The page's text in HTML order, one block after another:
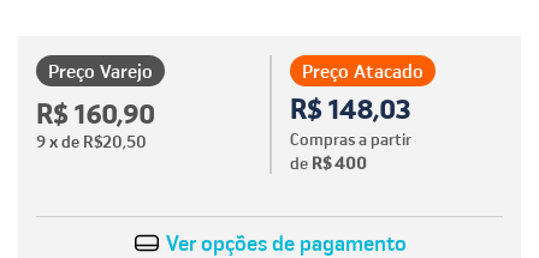
Preço Atacado
R$ 148,03
Compras a partir
de R$ 400
Preço Varejo
R$ 160,90
9x de R$20,50
Ver opções de pagamento